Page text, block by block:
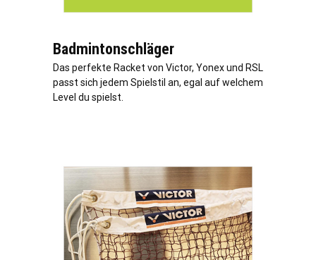
Badmintonschläger
Das perfekte Racket von Victor, Yonex und RSL
passt sich jedem Spielstil an, egal auf welchem
Level du spielst.